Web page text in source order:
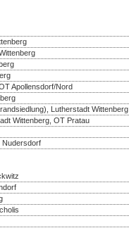
Apollensdorf/Nord
Lutherstadt Wittenberg
Wittenberg, OT Pratau
Nudersdorf